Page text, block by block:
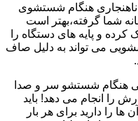
هنگام شستشوی
شما گرفته،بهتر است
و پایه های دستگاه را
می تواند به دلیل صاف
هنگام شستشو سر و صدا
را انجام می دهد! باید
را دارید برای هر بار